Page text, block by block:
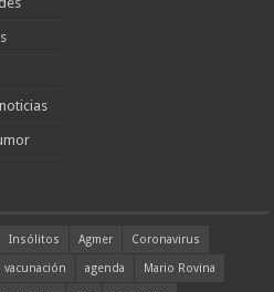
Insólitos Agmer
Coronavirus
vacunación agenda
Mario Rovina